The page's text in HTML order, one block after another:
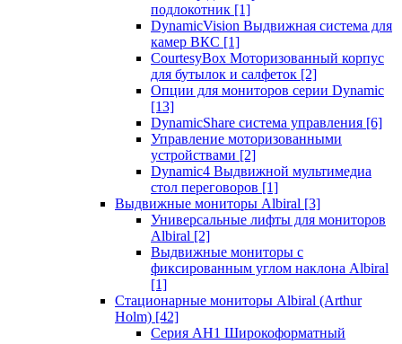
подлокотник [1]
DynamicVision Выдвижная система для
камер ВКС [1]
CourtesyBox Моторизованный корпус
для бутылок и салфеток [2]
Опции для мониторов серии Dynamic
[13]
DynamicShare система управления [6]
Управление моторизованными
устройствами [2]
Dynamic4 Выдвижной мультимедиа
стол переговоров [1]
Выдвижные мониторы Albiral [3]
Универсальные лифты для мониторов
Albiral [2]
Выдвижные мониторы с
фиксированным углом наклона Albiral
[1]
Стационарные мониторы Albiral (Arthur
Holm) [42]
Серия AH1 Широкоформатный